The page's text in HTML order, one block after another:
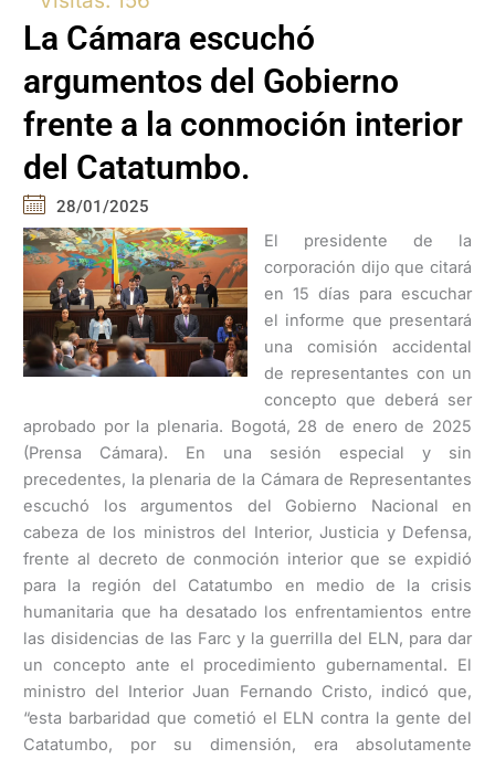
La Cámara escuchó
argumentos del Gobierno
frente a la conmoción interior
del Catatumbo.
28/01/2025
El presidente de la
corporación dijo que citará
en 15 días para escuchar
el informe que presentará
una comisión accidental
de representantes con un
concepto que deberá ser
aprobado por la plenaria. Bogotá, 28 de enero de 2025
(Prensa Cámara). En una sesión especial y sin
precedentes, la plenaria de la Cámara de Representantes
escuchó los argumentos del Gobierno Nacional en
cabeza de los ministros del Interior, Justicia y Defensa,
frente al decreto de conmoción interior que se expidió
para la región del Catatumbo en medio de la crisis
humanitaria que ha desatado los enfrentamientos entre
las disidencias de las Farc y la guerrilla del ELN, para dar
un concepto ante el procedimiento gubernamental. El
ministro del Interior Juan Fernando Cristo, indicó que,
“esta barbaridad que cometió el ELN contra la gente del
Catatumbo, por su dimensión, era absolutamente